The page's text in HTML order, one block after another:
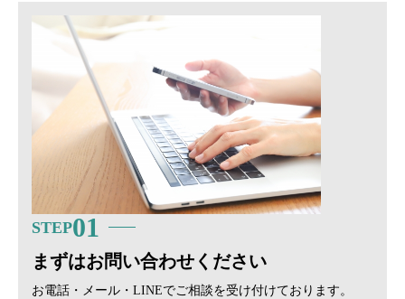
STEP01
まずはお問い合わせください
お電話・メール・LINEでご相談を受け付けております。